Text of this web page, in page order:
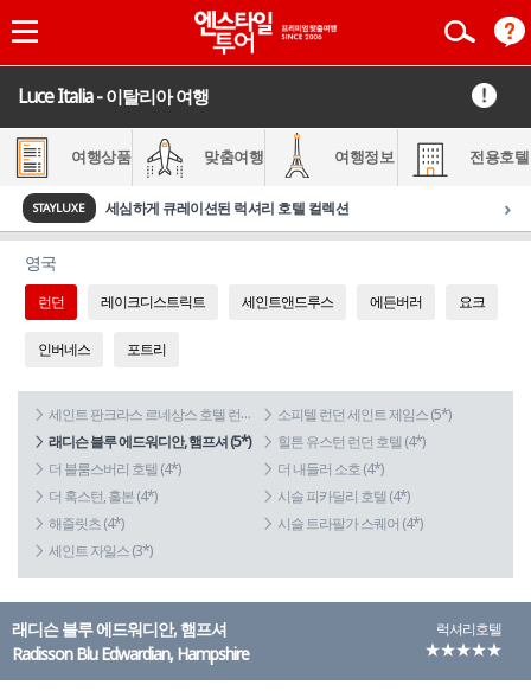
Luce Italia - 이탈리아 여행
여행상품 맞춤여행 여행정보 전용호텔
STAYLUXE 세심하게 큐레이션된 럭셔리 호텔 컬렉션 ›
영국
런던 레이크디스트릭트 세인트앤드루스 에든버러 요크
인버네스 포트리
세인트 판크라스 르네상스 호텔 런던 (5*)
소피텔 런던 세인트 제임스 (5*)
래디슨 블루 에드워디안, 햄프셔 (5*)
힐튼 유스턴 런던 호텔 (4*)
더 블룸스버리 호텔 (4*)
더 내들러 소호 (4*)
더 혹스턴, 홀본 (4*)
시슬 피카딜리 호텔 (4*)
해즐릿츠 (4*)
시슬 트라팔가 스퀘어 (4*)
세인트 자일스 (3*)
래디슨 블루 에드워디안, 햄프셔
Radisson Blu Edwardian, Hampshire
럭셔리호텔
★★★★★